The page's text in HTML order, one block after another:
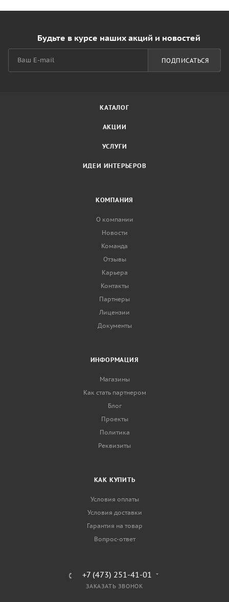
Будьте в курсе наших акций и новостей
ПОДПИСАТЬСЯ
КАТАЛОГ
АКЦИИ
УСЛУГИ
ИДЕИ ИНТЕРЬЕРОВ
КОМПАНИЯ
О компании
Новости
Команда
Отзывы
Карьера
Контакты
Партнеры
Лицензии
Документы
ИНФОРМАЦИЯ
Магазины
Как стать партнером
Блог
Проекты
Политика
Реквизиты
КАК КУПИТЬ
Условия оплаты
Условия доставки
Гарантия на товар
Вопрос-ответ
+7 (473) 251-41-01
ЗАКАЗАТЬ ЗВОНОК